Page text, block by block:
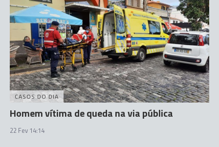
CASOS DO DIA
Homem vítima de queda na via pública
22 Fev 14:14